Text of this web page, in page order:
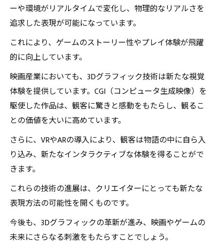
ーや環境がリアルタイムで変化し、物理的なリアルさを
追求した表現が可能になっています。
これにより、ゲームのストーリー性やプレイ体験が飛躍
的に向上しています。
映画産業においても、3Dグラフィック技術は新たな視覚
体験を提供しています。CGI（コンピュータ生成映像）を
駆使した作品は、観客に驚きと感動をもたらし、観るこ
との価値を大いに高めています。
さらに、VRやARの導入により、観客は物語の中に自ら入
り込み、新たなインタラクティブな体験を得ることがで
きます。
これらの技術の進展は、クリエイターにとっても新たな
表現方法の可能性を開くものです。
今後も、3Dグラフィックの革新が進み、映画やゲームの
未来にさらなる刺激をもたらすことでしょう。